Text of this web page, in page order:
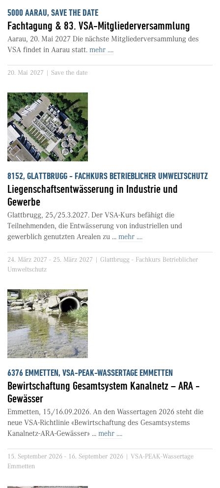
5000 AARAU, SAVE THE DATE
Fachtagung & 83. VSA-Mitgliederversammlung
Aarau, 20. Mai 2027 Die nächste Mitgliederversammlung des
VSA findet in Aarau statt. mehr ....
20. Mai 2027 | Save the date
8152, GLATTBRUGG - FACHKURS BETRIEBLICHER UMWELTSCHUTZ
Liegenschaftsentwässerung in Industrie und
Gewerbe
Glattbrugg, 25./25.3.2027. Der VSA-Kurs befähigt die
Teilnehmenden, die Entwässerung von industriellen und
gewerblich genutzten Arealen zu ... mehr ....
24. März 2027 - 25. März 2027 | Glattbrugg - Fachkurs Betrieblicher
Umweltschutz
6376 EMMETTEN, VSA-PEAK-WASSERTAGE EMMETTEN
Bewirtschaftung Gesamtsystem Kanalnetz – ARA -
Gewässer
Emmetten, 15./16.09.2026. An den Wassertagen 2026 steht die
neue VSA-Richtlinie «Bewirtschaftung des Gesamtsystems
Kanalnetz-ARA-Gewässer» ... mehr ....
15. September 2026 - 16. September 2026 | VSA-PEAK-Wassertage
Emmetten